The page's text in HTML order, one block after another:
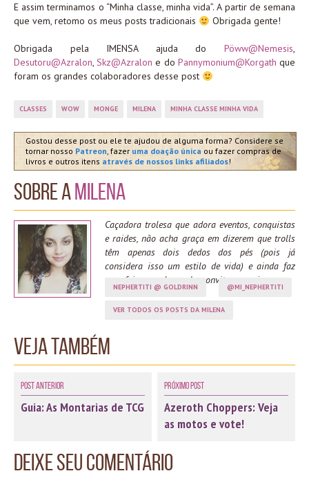
E assim terminamos o “Minha classe, minha vida”. A partir de semana
que vem, retomo os meus posts tradicionais
Obrigada gente!
Obrigada pela IMENSA ajuda do Pöww@Nemesis,
Desutoru@Azralon,Skz@Azralon e do Pannymonium@Korgath que
foram os grandes colaboradores desse post
CLASSES WOW MONGE MILENA MINHA CLASSE MINHA VIDA
Gostou desse post ou ele te ajudou de alguma forma? Considere se
tornar nosso Patreon, fazer uma doação única ou fazer compras de
livros e outros itens através de nossos links afiliados!
Sobre aMilena
Caçadora trolesa que adora eventos, conquistas
e raides, não acha graça em dizerem que trolls
têm apenas dois dedos dos pés (pois já
considera isso um estilo de vida) e ainda faz
cara feia quando recebe convites para ir arena.
NEPHERTITI @ GOLDRINN @MI_NEPHERTITI
VER TODOS OS POSTS DA MILENA
Veja também
Post Anterior
Guia: As Montarias de TCG
Próximo Post
Azeroth Choppers: Veja
as motos e vote!
Deixe seu comentário